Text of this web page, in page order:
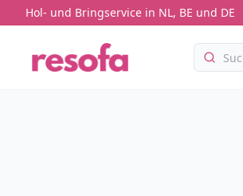
Hol- und Bringservice in NL, BE und DE